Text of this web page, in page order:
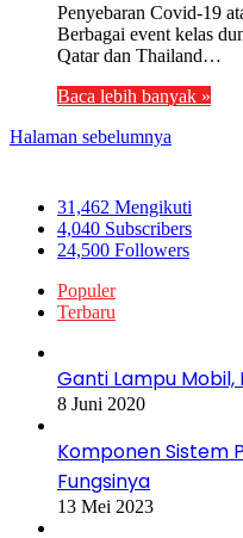
Penyebaran Covid-19
Berbagai event kelas
Qatar dan Thailand…
Baca lebih banyak »
Halaman sebelumnya
31,462 Mengikuti
4,040 Subscribers
24,500 Followers
Populer
Terbaru
Ganti Lampu
8 Juni 2020
Komponen Sistem
Fungsinya
13 Mei 2023